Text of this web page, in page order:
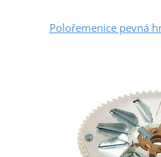
Polořemenice pevná